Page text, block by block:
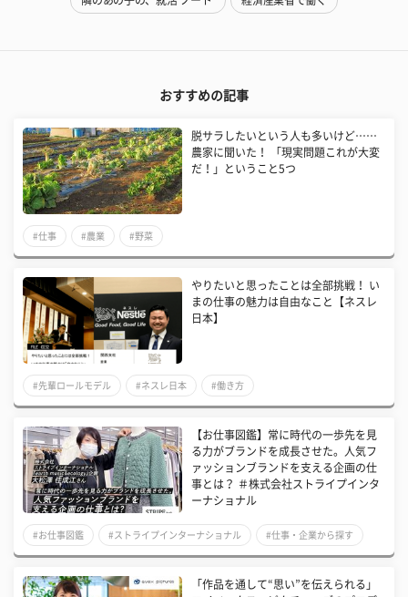
おすすめの記事
脱サラしたいという人も多いけど……
農家に聞いた！ 「現実問題これが大変
だ！」ということ5つ
#仕事 #農業 #野菜
やりたいと思ったことは全部挑戦！ い
まの仕事の魅力は自由なこと【ネスレ
日本】
#先輩ロールモデル #ネスレ日本 #働き方
【お仕事図鑑】常に時代の一歩先を見
る力がブランドを成長させた。人気フ
ァッションブランドを支える企画の仕
事とは？ ＃株式会社ストライプインタ
ーナショナル
#お仕事図鑑 #ストライプインターナショナル #仕事・企業から探す
「作品を通して“思い”を伝えられる」